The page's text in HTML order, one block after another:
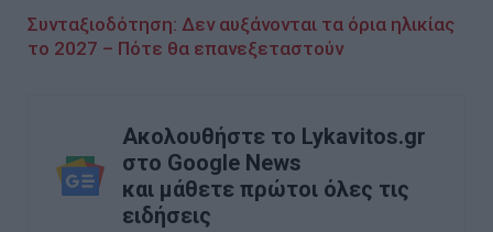
Συνταξιοδότηση: Δεν αυξάνονται τα όρια ηλικίας
το 2027 – Πότε θα επανεξεταστούν
Ακολουθήστε το Lykavitos.gr
στο Google News
και μάθετε πρώτοι όλες τις
ειδήσεις